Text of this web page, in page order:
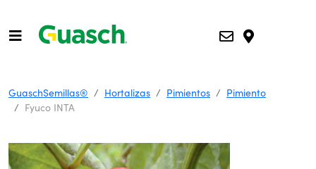
GuaschSemillas® Hortalizas Pimientos
Pimiento
Fyuco INTA